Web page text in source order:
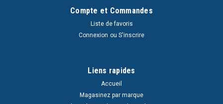
Compte et Commandes
Liste de favoris
Connexion ou S'inscrire
Liens rapides
Accueil
Magasinez par marque